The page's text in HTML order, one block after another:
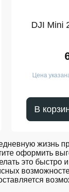
DJI Mini
Цена
В
жизнь
оформить
это